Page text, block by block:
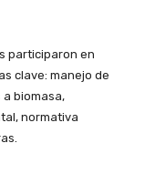
participaron en
clave: manejo de
biomasa,
normativa